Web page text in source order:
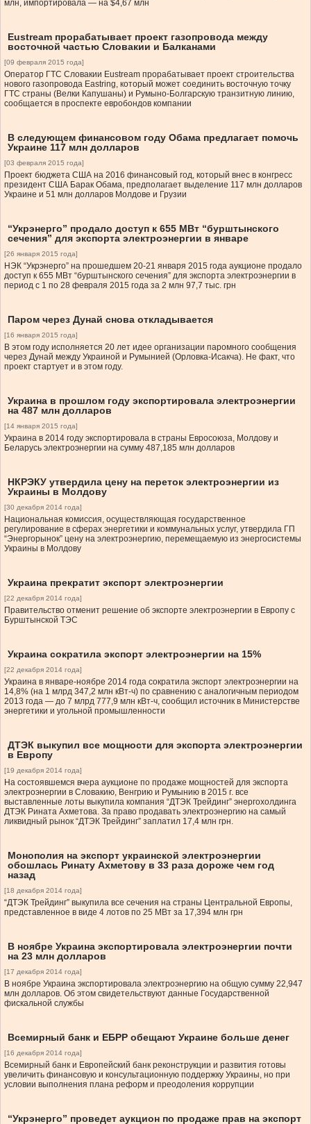
млн, импортировала — на $4,67 млн
Eustream прорабатывает проект газопровода между
восточной частью Словакии и Балканами
[09 февраля 2015 года]
Оператор ГТС Словакии Eustream прорабатывает проект строительства
нового газопровода Eastring, который может соединить восточную точку
ГТС страны (Велки Капушаны) и Румыно-Болгарскую транзитную линию,
сообщается в проспекте евробондов компании
В следующем финансовом году Обама предлагает помочь
Украине 117 млн долларов
[03 февраля 2015 года]
Проект бюджета США на 2016 финансовый год, который внес в конгресс
президент США Барак Обама, предполагает выделение 117 млн долларов
Украине и 51 млн долларов Молдове и Грузии
“Укрэнерго” продало доступ к 655 МВт “бурштынского
сечения” для экспорта электроэнергии в январе
[26 января 2015 года]
НЭК “Укрэнерго” на прошедшем 20-21 января 2015 года аукционе продало
доступ к 655 МВт “бурштынского сечения” для экспорта электроэнергии в
период с 1 по 28 февраля 2015 года за 2 млн 97,7 тыс. грн
Паром через Дунай снова откладывается
[16 января 2015 года]
В этом году исполняется 20 лет идее организации паромного сообщения
через Дунай между Украиной и Румынией (Орловка-Исакча). Не факт, что
проект стартует и в этом году.
Украина в прошлом году экспортировала электроэнергии
на 487 млн долларов
[14 января 2015 года]
Украина в 2014 году экспортировала в страны Евросоюза, Молдову и
Беларусь электроэнергии на сумму 487,185 млн долларов
НКРЭКУ утвердила цену на переток электроэнергии из
Украины в Молдову
[30 декабря 2014 года]
Национальная комиссия, осуществляющая государственное
регулирование в сферах энергетики и коммунальных услуг, утвердила ГП
“Энергорынок” цену на электроэнергию, перемещаемую из энергосистемы
Украины в Молдову
Украина прекратит экспорт электроэнергии
[22 декабря 2014 года]
Правительство отменит решение об экспорте электроэнергии в Европу с
Бурштынской ТЭС
Украина сократила экспорт электроэнергии на 15%
[22 декабря 2014 года]
Украина в январе-ноябре 2014 года сократила экспорт электроэнергии на
14,8% (на 1 млрд 347,2 млн кВт-ч) по сравнению с аналогичным периодом
2013 года — до 7 млрд 777,9 млн кВт-ч, сообщил источник в Министерстве
энергетики и угольной промышленности
ДТЭК выкупил все мощности для экспорта электроэнергии
в Европу
[19 декабря 2014 года]
На состоявшемся вчера аукционе по продаже мощностей для экспорта
электроэнергии в Словакию, Венгрию и Румынию в 2015 г. все
выставленные лоты выкупила компания “ДТЭК Трейдинг” энергохолдинга
ДТЭК Рината Ахметова. За право продавать электроэнергию на самый
ликвидный рынок “ДТЭК Трейдинг” заплатил 17,4 млн грн.
Монополия на экспорт украинской электроэнергии
обошлась Ринату Ахметову в 33 раза дороже чем год
назад
[18 декабря 2014 года]
“ДТЭК Трейдинг” выкупила все сечения на страны Центральной Европы,
представленное в виде 4 лотов по 25 МВт за 17,394 млн грн
В ноябре Украина экспортировала электроэнергии почти
на 23 млн долларов
[17 декабря 2014 года]
В ноябре Украина экспортировала электроэнергию на общую сумму 22,947
млн долларов. Об этом свидетельствуют данные Государственной
фискальной службы
Всемирный банк и ЕБРР обещают Украине больше денег
[16 декабря 2014 года]
Всемирный банк и Европейский банк реконструкции и развития готовы
увеличить финансовую и консультационную поддержку Украины, но при
условии выполнения плана реформ и преодоления коррупции
“Укрэнерго” проведет аукцион по продаже прав на экспорт